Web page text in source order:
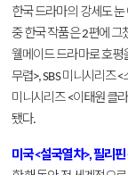
한국드라마의강세도눈
중한국작품은2편에그
웰메이드드라마로호평
무렵>, SBS미니시리즈<
미니시리즈<이태원클
됐다.
미국<설국열차>,필리핀